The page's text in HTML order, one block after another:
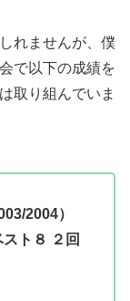
れませんが、僕
で以下の成績を
取り組んでいま
2004）
ト８ ２回